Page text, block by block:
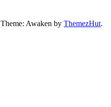
Theme: Awaken by ThemezHut.